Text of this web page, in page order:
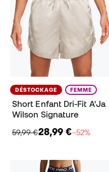
DÉSTOCKAGE FEMME
Short Enfant Dri-Fit A'Ja
Wilson Signature
59,99 €28,99 €−52%